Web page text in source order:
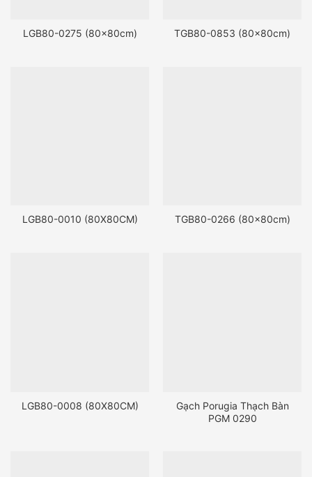
LGB80-0275 (80x80cm) TGB80-0853 (80x80cm)
LGB80-0010 (80X80CM) TGB80-0266 (80x80cm)
LGB80-0008 (80X80CM)
Gạch Porugia Thạch Bàn
PGM 0290